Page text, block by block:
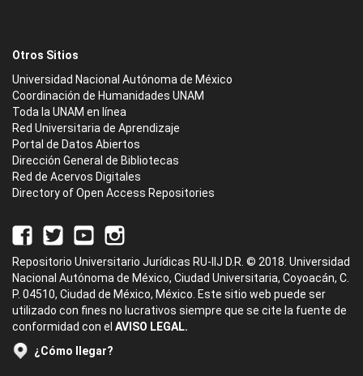
Otros Sitios
Universidad Nacional Autónoma de México
Coordinación de Humanidades UNAM
Toda la UNAM en línea
Red Universitaria de Aprendizaje
Portal de Datos Abiertos
Dirección General de Bibliotecas
Red de Acervos Digitales
Directory of Open Access Repositories
Repositorio Universitario Jurídicas RU-IIJ D.R. © 2018. Universidad
Nacional Autónoma de México, Ciudad Universitaria, Coyoacán, C.
P. 04510, Ciudad de México, México. Este sitio web puede ser
utilizado con fines no lucrativos siempre que se cite la fuente de
conformidad con el AVISO LEGAL.
¿Cómo llegar?